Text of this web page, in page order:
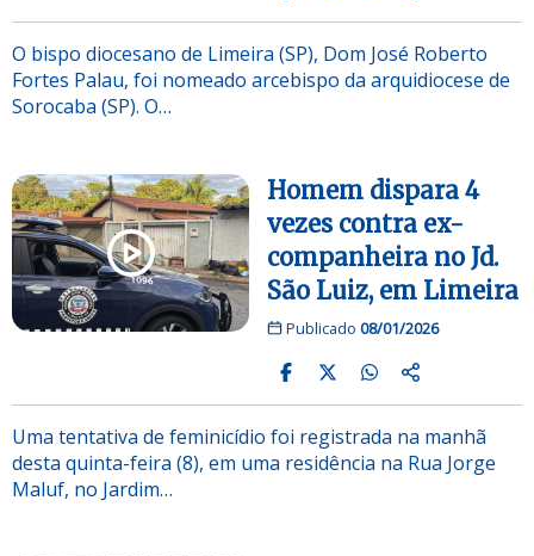
O bispo diocesano de Limeira (SP), Dom José Roberto
Fortes Palau, foi nomeado arcebispo da arquidiocese de
Sorocaba (SP). O…
Homem dispara 4
vezes contra ex-
companheira no Jd.
São Luiz, em Limeira
Publicado 08/01/2026
Uma tentativa de feminicídio foi registrada na manhã
desta quinta-feira (8), em uma residência na Rua Jorge
Maluf, no Jardim…